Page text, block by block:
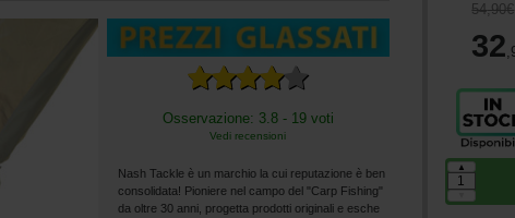
Osservazione: 3.8 - 19 voti
Vedi recensioni
Nash Tackle è un marchio la cui reputazione è ben
consolidata! Pioniere nel campo del "Carp Fishing"
da oltre 30 anni, progetta prodotti originali e esche
54,90€
32
▲